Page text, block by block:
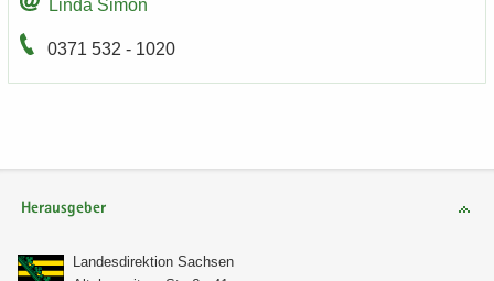
Linda Simon
0371 532 - 1020
Herausgeber
Lan­des­di­rek­ti­on Sach­sen